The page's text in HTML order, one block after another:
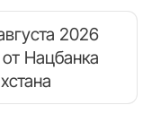
2026
Нацбанка